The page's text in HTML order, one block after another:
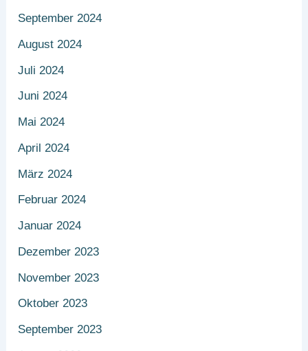
September 2024
August 2024
Juli 2024
Juni 2024
Mai 2024
April 2024
März 2024
Februar 2024
Januar 2024
Dezember 2023
November 2023
Oktober 2023
September 2023